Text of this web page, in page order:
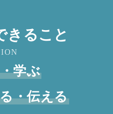
きること
学ぶ
・伝える